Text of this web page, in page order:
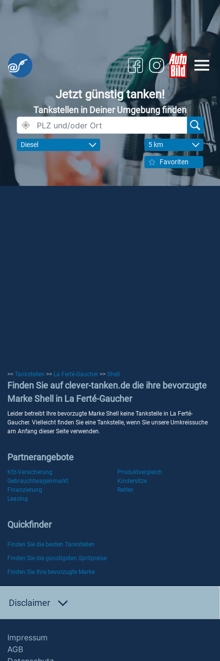
Jetzt günstig tanken!
Tankstellen in Deiner Umgebung finden
Diesel 5 km
Favoriten
>> Tankstellen >> La Ferté-Gaucher >> Shell
Finden Sie auf clever-tanken.de die ihre bevorzugte
Marke Shell in La Ferté-Gaucher
Leider betreibt Ihre bevorzugte Marke Shell keine Tankstelle in La Ferté-
Gaucher. Vielleicht finden Sie eine Tankstelle, wenn Sie unsere Umkreissuche
am Anfang dieser Seite verwenden.
Partnerangebote
Kfz-Versicherung
Produktvergleich
Gebrauchtwagenmarkt
Kindersitze
Finanzierung
Reifen
Leasing
Quickfinder
Finden Sie die besten Tankstellen
Finden Sie die günstigsten Spritpreise
Finden Sie Ihre bevorzugte Marke
Disclaimer
Impressum
AGB